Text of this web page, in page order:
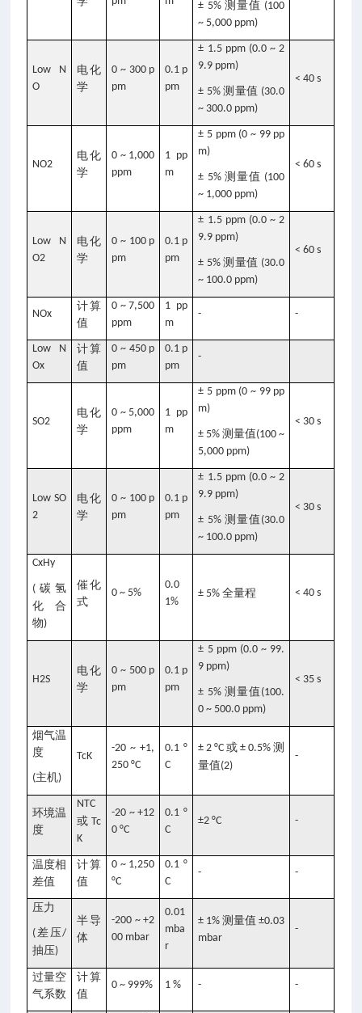
± 5% 测量值 (100
~ 5,000 ppm)
Low N
O
电化
学
0 ~ 300 p
pm
0.1 p
pm
± 1.5 ppm (0.0 ~ 2
9.9 ppm)
± 5%测量值 (30.0
~ 300.0 ppm)
< 40 s
NO2
电化
学
0 ~ 1,000
ppm
1 pp
m
± 5 ppm (0 ~ 99 pp
m)
± 5% 测量值 (100
~ 1,000 ppm)
< 60 s
Low N
O2
电化
学
0 ~ 100 p
pm
0.1 p
pm
± 1.5 ppm (0.0 ~ 2
9.9 ppm)
± 5%测量值 (30.0
~ 100.0 ppm)
< 60 s
NOx
计算
值
0 ~ 7,500
ppm
1 pp
m
- -
Low N
Ox
计算
值
0 ~ 450 p
pm
0.1 p
pm
-
SO2
电化
学
0 ~ 5,000
ppm
1 pp
m
± 5 ppm (0 ~ 99 pp
m)
± 5%测量值(100 ~
5,000 ppm)
< 30 s
Low SO
2
电化
学
0 ~ 100 p
pm
0.1 p
pm
± 1.5 ppm (0.0 ~ 2
9.9 ppm)
± 5% 测量值 (30.0
~ 100.0 ppm)
< 30 s
CxHy
( 碳氢
化合
物)
催化
式
0 ~ 5%
0.0
1%
± 5%全量程 < 40 s
H2S
电化
学
0 ~ 500 p
pm
0.1 p
pm
± 5 ppm (0.0 ~ 99.
9 ppm)
± 5% 测量值 (100.
0 ~ 500.0 ppm)
< 35 s
烟气温
度
(主机)
TcK
-20 ~ +1,
250 °C
0.1 °
C
± 2 °C或 ± 0.5%测
量值(2)
-
环境温
度
NTC
或 Tc
K
-20 ~ +12
0 °C
0.1 °
C
±2 °C -
温度相
差值
计算
值
0 ~ 1,250
°C
0.1 °
C
- -
压力
( 差压/
抽压)
半导
体
-200 ~ +2
00 mbar
0.01
mba
r
± 1%测量值 ±0.03
mbar
-
过量空
气系数
计算
值
0 ~ 999% 1 % - -